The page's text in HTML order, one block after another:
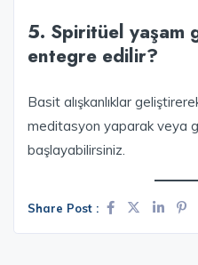
5. Spiritüel yaşam
entegre edilir?
Basit alışkanlıklar
meditasyon yaparak veya
başlayabilirsiniz.
Share Post :